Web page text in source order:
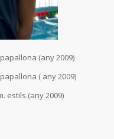
(any 2009)
( any 2009)
estils.(any 2009)